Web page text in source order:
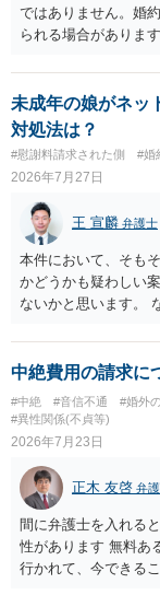
ではありません。婚
られる場合がありま
慰謝料は生じないこ
が、仮に交際を進め
高かったということ
って、交際を終わら
未成年の娘がネッ
対処法は？
#慰謝料請求された側 #婚
2026年7月27日
王 宣麟 弁護士
本件において、そも
かどうかも疑わしい
ないかと思います。
るパターンはありえ
明確にいえないよう
中絶費用の請求に
#中絶 #音信不通 #婚外
#異性関係(不貞等)
2026年7月23日
正木 友啓 弁
間に弁護士を入れる
性があります 無料あ
行かれて、今できる